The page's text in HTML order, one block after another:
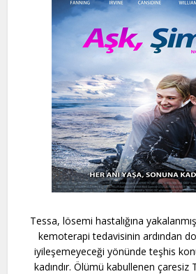
Tessa, lösemi hastalığına
kemoterapi tedavisinin ardından
iyileşemeyeceği yönünde teşhis
kadındır. Ölümü kabullenen çaresiz